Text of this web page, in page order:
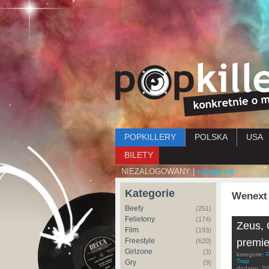
Menu główne
POPKILLERY POLSKA USA
BILETY
NIEZALOGOWANY | zaloguj się
Kategorie
Beefy (251)
Felietony (174)
Film (193)
Freestyle (620)
Girlzone (3)
Gry (9)
Wenext
Zeus,
kategorie:
Trap